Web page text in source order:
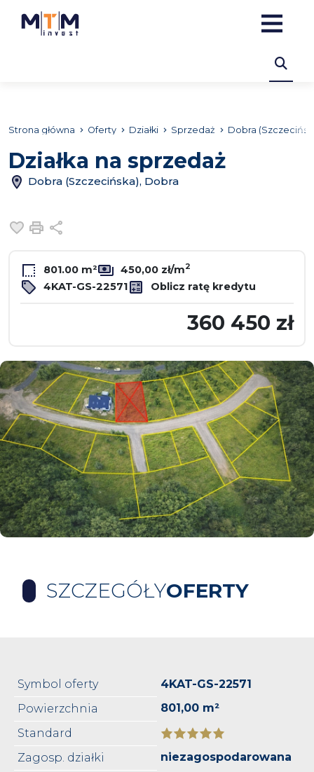
Strona główna Oferty Działki Sprzedaż Dobra
Działka na sprzedaż
Dobra (Szczecińska), Dobra
Dodaj do ulubionych
Drukuj
801.00 m² 450,00 zł/m2
4KAT-GS-22571 Oblicz ratę kredytu
360 450 zł
SZCZEGÓŁYOFERTY
Symbol oferty
4KAT-GS-22571
Powierzchnia
801,00 m²
Standard
Zagosp. działki
niezagospodarowana